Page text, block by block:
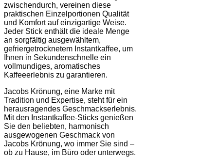
zwischendurch, vereinen diese
praktischen Einzelportionen Qualität
und Komfort auf einzigartige Weise.
Jeder Stick enthält die ideale Menge
an sorgfältig ausgewähltem,
gefriergetrocknetem Instantkaffee, um
Ihnen in Sekundenschnelle ein
vollmundiges, aromatisches
Kaffeeerlebnis zu garantieren.
Jacobs Krönung, eine Marke mit
Tradition und Expertise, steht für ein
herausragendes Geschmackserlebnis.
Mit den Instantkaffee-Sticks genießen
Sie den beliebten, harmonisch
ausgewogenen Geschmack von
Jacobs Krönung, wo immer Sie sind –
ob zu Hause, im Büro oder unterwegs.